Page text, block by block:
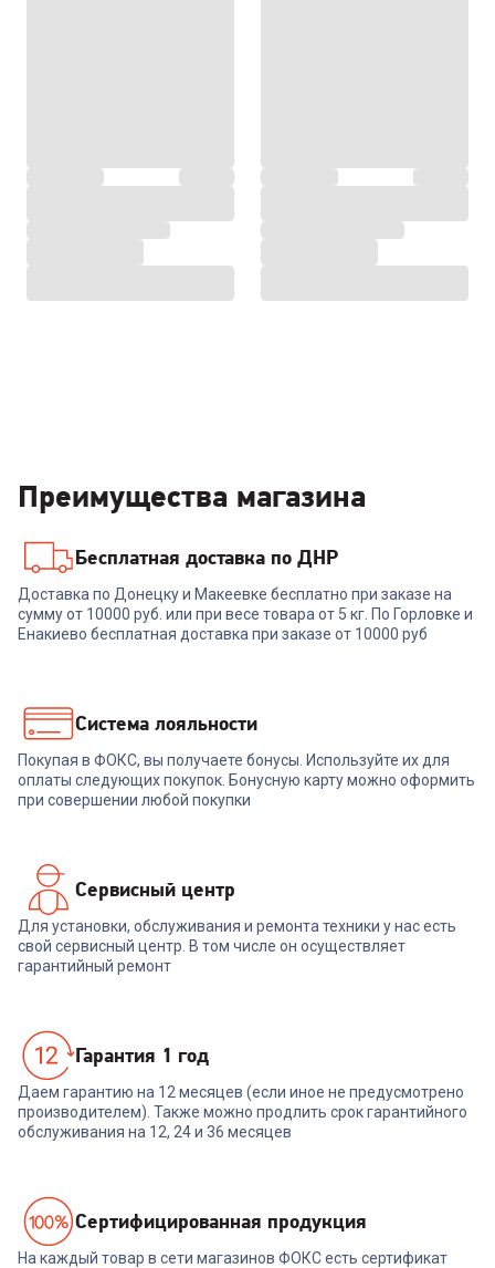
Преимущества магазина
Бесплатная доставка по ДНР
Доставка по Донецку и Макеевке бесплатно при заказе на
сумму от 10000 руб. или при весе товара от 5 кг. По Горловке и
Енакиево бесплатная доставка при заказе от 10000 руб
Система лояльности
Покупая в ФОКС, вы получаете бонусы. Используйте их для
оплаты следующих покупок. Бонусную карту можно оформить
при совершении любой покупки
Сервисный центр
Для установки, обслуживания и ремонта техники у нас есть
свой сервисный центр. В том числе он осуществляет
гарантийный ремонт
Гарантия 1 год
Даем гарантию на 12 месяцев (если иное не предусмотрено
производителем). Также можно продлить срок гарантийного
обслуживания на 12, 24 и 36 месяцев
Cертифицированная продукция
На каждый товар в сети магазинов ФОКС есть сертификат